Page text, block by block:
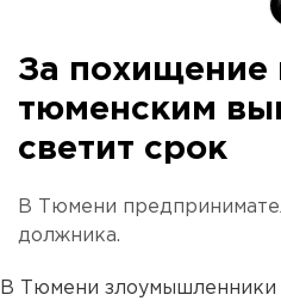
За похищение
тюменским
светит срок
В Тюмени
должника.
В Тюмени злоумышленники